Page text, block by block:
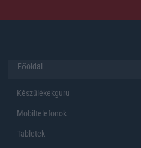
Főoldal
Készülékekguru
Mobiltelefonok
Tabletek